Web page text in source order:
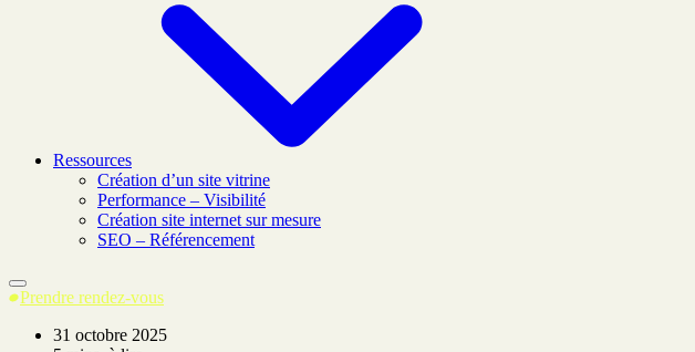
Ressources
Création d’un site vitrine
Performance – Visibilité
Création site internet sur mesure
SEO – Référencement
Prendre rendez-vous
31 octobre 2025